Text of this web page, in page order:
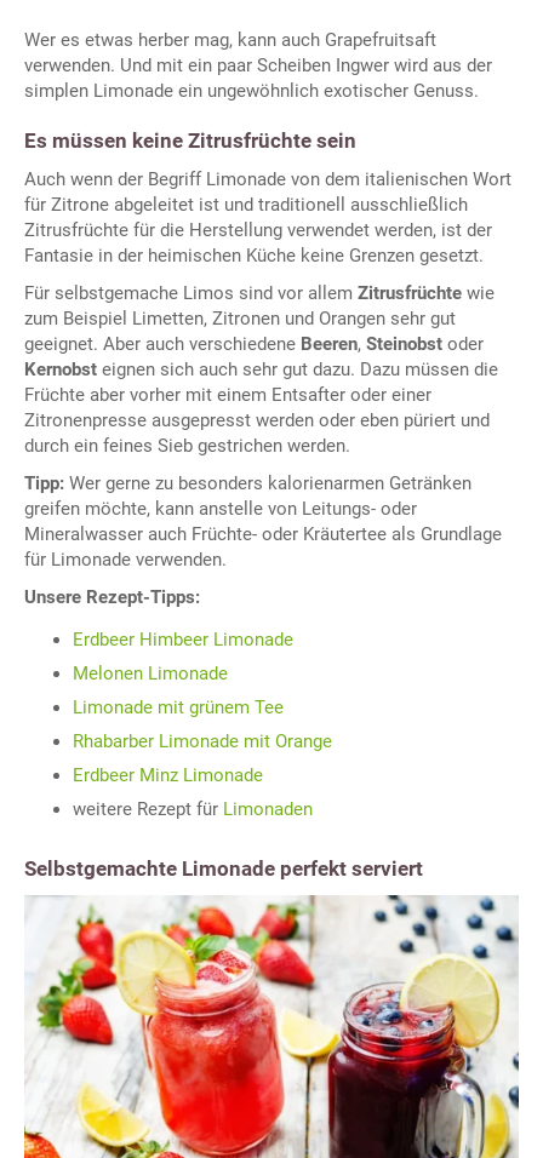
Wer es etwas herber mag, kann auch Grapefruitsaft
verwenden. Und mit ein paar Scheiben Ingwer wird aus der
simplen Limonade ein ungewöhnlich exotischer Genuss.
Es müssen keine Zitrusfrüchte sein
Auch wenn der Begriff Limonade von dem italienischen Wort
für Zitrone abgeleitet ist und traditionell ausschließlich
Zitrusfrüchte für die Herstellung verwendet werden, ist der
Fantasie in der heimischen Küche keine Grenzen gesetzt.
Für selbstgemache Limos sind vor allem Zitrusfrüchte wie
zum Beispiel Limetten, Zitronen und Orangen sehr gut
geeignet. Aber auch verschiedene Beeren, Steinobst oder
Kernobst eignen sich auch sehr gut dazu. Dazu müssen die
Früchte aber vorher mit einem Entsafter oder einer
Zitronenpresse ausgepresst werden oder eben püriert und
durch ein feines Sieb gestrichen werden.
Tipp: Wer gerne zu besonders kalorienarmen Getränken
greifen möchte, kann anstelle von Leitungs- oder
Mineralwasser auch Früchte- oder Kräutertee als Grundlage
für Limonade verwenden.
Unsere Rezept-Tipps:
Erdbeer Himbeer Limonade
Melonen Limonade
Limonade mit grünem Tee
Rhabarber Limonade mit Orange
Erdbeer Minz Limonade
weitere Rezept für Limonaden
Selbstgemachte Limonade perfekt serviert